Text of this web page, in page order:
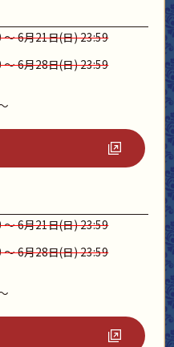
6月21日(日) 23:59
6月28日(日) 23:59
6月21日(日) 23:59
6月28日(日) 23:59